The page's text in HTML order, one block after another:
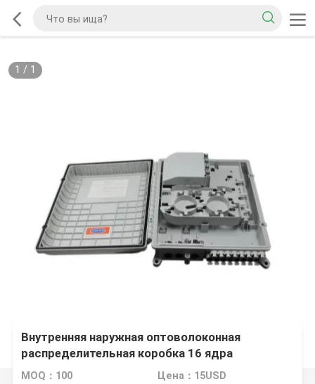
1 / 1
Внутренняя наружная оптоволоконная
распределительная коробка 16 ядра
MOQ：100 Цена：15USD